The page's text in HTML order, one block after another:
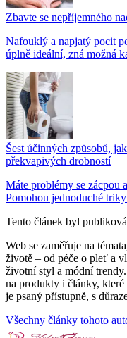
Zbavte se nepříjemného
Nafouklý a napjatý pocit
úplně ideální, zná možná
Šest účinných způsobů,
překvapivých drobností
Máte problémy se zácpou
Pomohou jednoduché triky
Tento článek byl
Web se zaměřuje na
životě – od péče o pleť a
životní styl a módní
na produkty i články,
je psaný přístupně, s
Všechny články tohoto